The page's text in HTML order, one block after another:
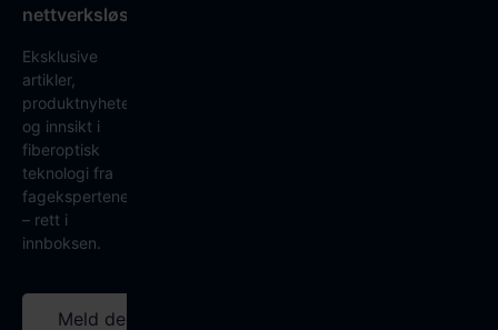
nettverksløsninger
Eksklusive
artikler,
produktnyheter
og innsikt i
fiberoptisk
teknologi fra
fagekspertene
– rett i
innboksen.
Meld deg